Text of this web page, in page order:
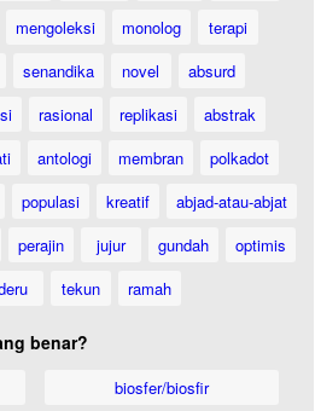
mengoleksi monolog
terapi
senandika novel
absurd
rasional replikasi
abstrak
antologi membran
polkadot
populasi kreatif
abjad-atau-abjat
perajin jujur gundah
optimis
tekun ramah
benar?
biosfer/biosfir